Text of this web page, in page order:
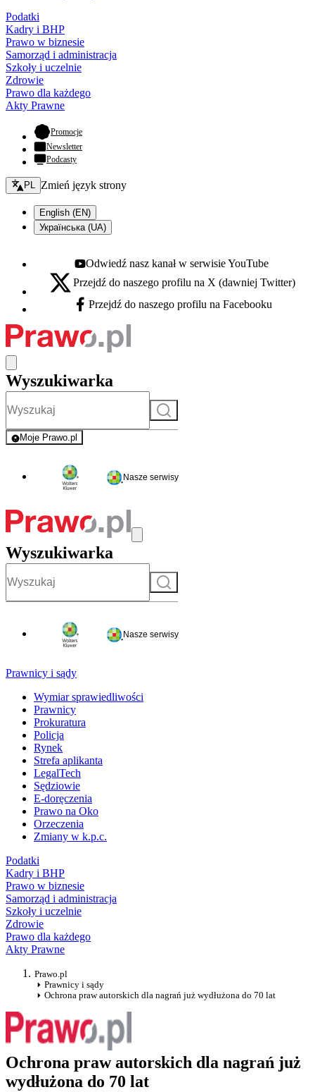
Podatki
Kadry i BHP
Prawo w biznesie
Samorząd i administracja
Szkoły i uczelnie
Zdrowie
Prawo dla każdego
Akty Prawne
Promocje- otwiera się w nowej karcie
Newsletter
Podcasty
Zmień język - bieżący:
PL Zmień język strony
English (EN)
Українська (UA)
Youtube - otwiera się w nowej karcie
Odwiedź nasz kanał w serwisie YouTube
X - otwiera się w nowej karcie
Przejdź do naszego profilu na X (dawniej Twitter)
Facebook - otwiera się w nowej karcie
Przejdź do naszego profilu na Facebooku
Wyszukiwarka
Szukaj
Moje Prawo.pl
- rejestracja i logowanie do serwisu
Nasze serwisy
Wyszukiwarka
Szukaj
Nasze serwisy
Prawnicy i sądy
Wymiar sprawiedliwości
Prawnicy
Prokuratura
Policja
Rynek
Strefa aplikanta
LegalTech
Sędziowie
E-doręczenia
Prawo na Oko
Orzeczenia
Zmiany w k.p.c.
Podatki
Kadry i BHP
Prawo w biznesie
Samorząd i administracja
Szkoły i uczelnie
Zdrowie
Prawo dla każdego
Akty Prawne
Prawo.pl
Prawnicy i sądy
Ochrona praw autorskich dla nagrań już wydłużona do 70 lat
Ochrona praw autorskich dla nagrań już
wydłużona do 70 lat